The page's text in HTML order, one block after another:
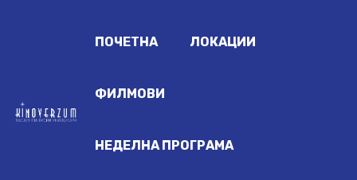
ПОЧЕТНА ЛОКАЦИИ
ФИЛМОВИ
НЕДЕЛНА ПРОГРАМА